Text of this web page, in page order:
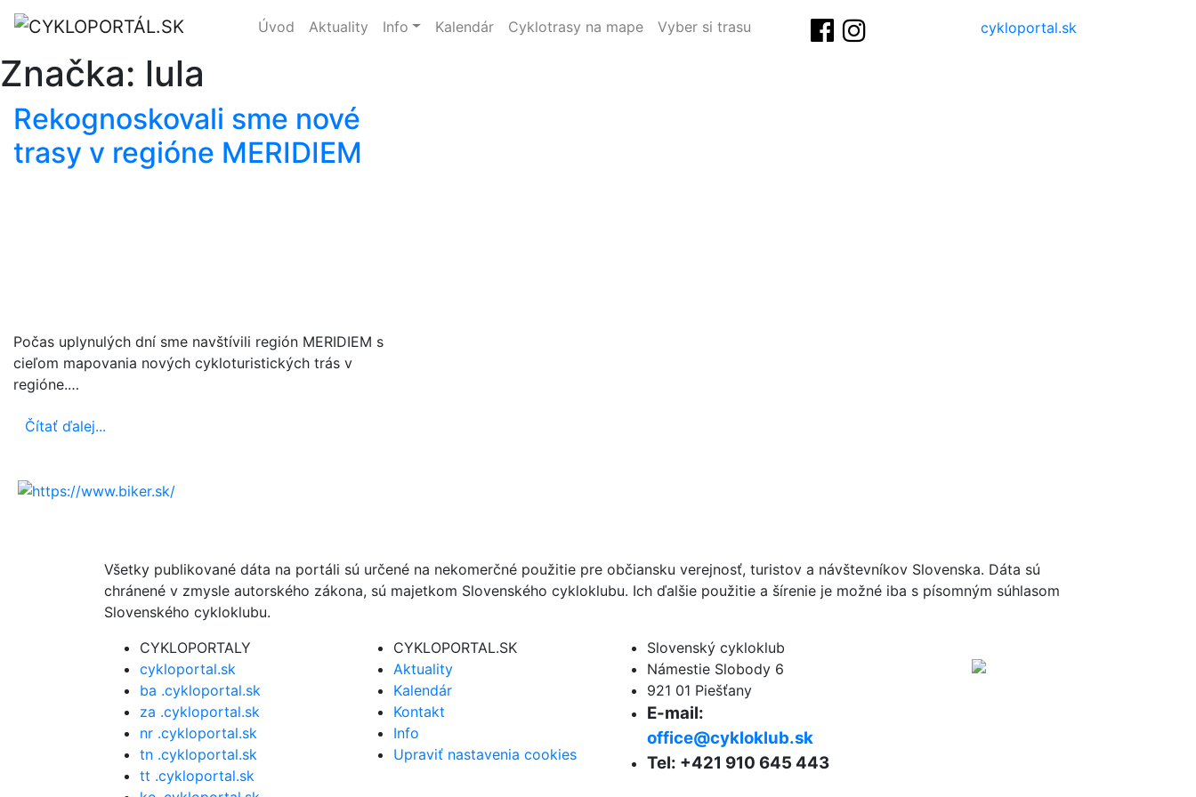
Úvod Aktuality Info Kalendár Cyklotrasy na mape Vyber si trasu cykloportal.sk
Značka: lula
Rekognoskovali sme nové
trasy v regióne MERIDIEM
Počas uplynulých dní sme navštívili región MERIDIEM s
cieľom mapovania nových cykloturistických trás v
regióne.…
Čítať ďalej...
Všetky publikované dáta na portáli sú určené na nekomerčné použitie pre občiansku verejnosť, turistov a návštevníkov Slovenska. Dáta sú
chránené v zmysle autorského zákona, sú majetkom Slovenského cykloklubu. Ich ďalšie použitie a šírenie je možné iba s písomným súhlasom
Slovenského cykloklubu.
CYKLOPORTALY
cykloportal.sk
ba .cykloportal.sk
za .cykloportal.sk
nr .cykloportal.sk
tn .cykloportal.sk
tt .cykloportal.sk
CYKLOPORTAL.SK
Aktuality
Kalendár
Kontakt
Info
Upraviť nastavenia cookies
Slovenský cykloklub
Námestie Slobody 6
921 01 Piešťany
E-mail:
office@cykloklub.sk
Tel: +421 910 645 443